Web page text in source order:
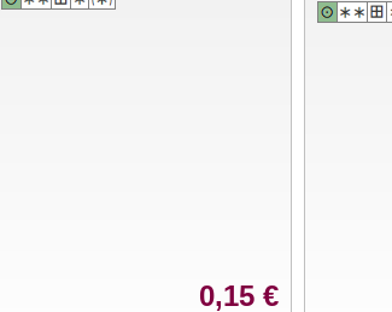
0,15 €